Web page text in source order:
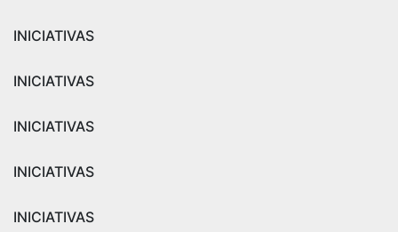
INICIATIVAS
INICIATIVAS
INICIATIVAS
INICIATIVAS
INICIATIVAS